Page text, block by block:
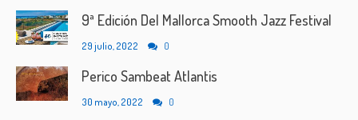
9ª Edición Del Mallorca Smooth Jazz Festival
29 julio, 2022 0
Perico Sambeat Atlantis
30 mayo, 2022 0